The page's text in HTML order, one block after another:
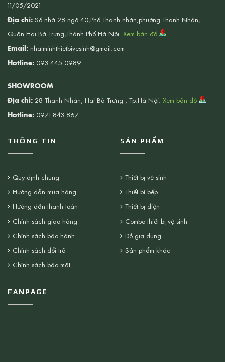
11/05/2021
Địa chỉ: Số nhà 28 ngõ 40,Phố Thanh nhàn,phường Thanh Nhàn,
Quận Hai Bà Trưng,Thành Phố Hà Nội. Xem bản đồ
Email: nhatminhthietbivesinh@gmail.com
Hotline: 093.445.0989
SHOWROOM
Địa chỉ: 28 Thanh Nhàn, Hai Bà Trưng , Tp.Hà Nội. Xem bản đồ
Hotline: 0971.843.867
THÔNG TIN
Quy định chung
Hướng dẫn mua hàng
Hướng dẫn thanh toán
Chính sách giao hàng
Chính sách bảo hành
Chính sách đổi trả
Chính sách bảo mật
SẢN PHẨM
Thiết bị vệ sinh
Thiết bị bếp
Thiết bị điện
Combo thiết bị vệ sinh
Đồ gia dụng
Sản phẩm khác
FANPAGE